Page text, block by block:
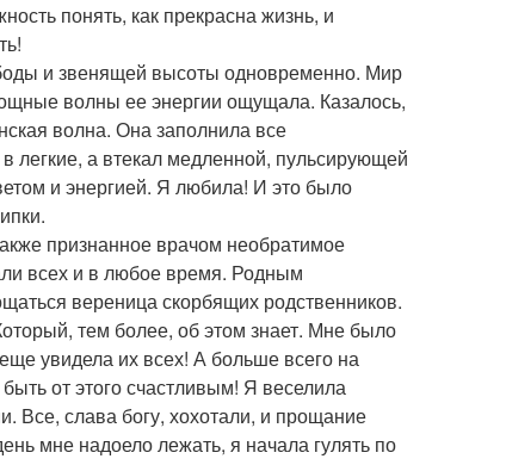
понять, как прекрасна жизнь, и
и звенящей высоты одновременно. Мир
волны ее энергии ощущала. Казалось,
волна. Она заполнила все
легкие, а втекал медленной, пульсирующей
и энергией. Я любила! И это было
признанное врачом необратимое
всех и в любое время. Родным
вереница скорбящих родственников.
тем более, об этом знает. Мне было
увидела их всех! А больше всего на
от этого счастливым! Я веселила
Все, слава богу, хохотали, и прощание
мне надоело лежать, я начала гулять по